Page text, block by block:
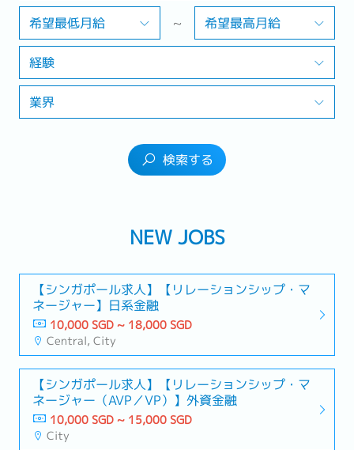
希望最低月給 ~ 希望最高月給
経験
業界
検索する
NEW JOBS
【シンガポール求人】【リレーションシップ・マ
ネージャー】日系金融
10,000 SGD ~ 18,000 SGD
Central, City
【シンガポール求人】【リレーションシップ・マ
ネージャー（AVP／VP）】外資金融
10,000 SGD ~ 15,000 SGD
City